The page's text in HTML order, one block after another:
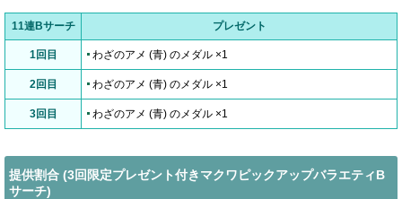
11連Bサーチ プレゼント
1回目 わざのアメ (青) のメダル ×1
2回目 わざのアメ (青) のメダル ×1
3回目 わざのアメ (青) のメダル ×1
提供割合 (3回限定プレゼント付きマクワピックアップバラエティB
サーチ)